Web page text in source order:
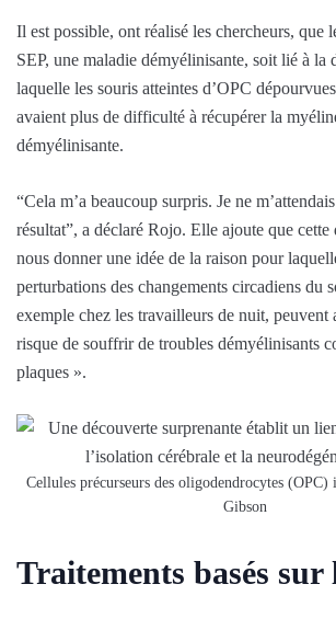
Il est possible, ont réalisé les chercheurs, que
SEP, une maladie démyélinisante, soit lié à la
laquelle les souris atteintes d’OPC
avaient plus de difficulté à récupérer la
démyélinisante.
“Cela m’a beaucoup surpris. Je ne
résultat”, a déclaré Rojo. Elle ajoute que cette
nous donner une idée de la raison pour
perturbations des changements circadiens du
exemple chez les travailleurs de nuit, peuvent
risque de souffrir de troubles démyélinisants
plaques ».
Cellules précurseurs des oligodendrocytes
Gibson
Traitements basés sur